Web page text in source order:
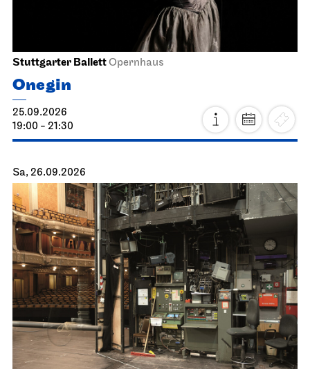
Stuttgarter BallettOpernhaus
Onegin
25.09.2026
19:00 - 21:30
Sa, 26.09.2026